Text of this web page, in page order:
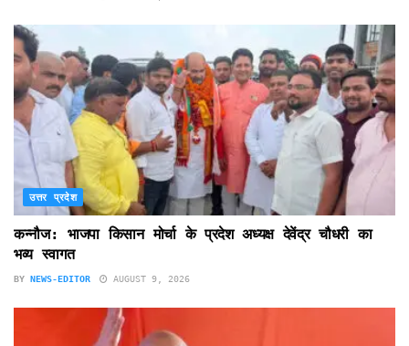
उत्तर प्रदेश
कन्नौज: भाजपा किसान मोर्चा के प्रदेश अध्यक्ष देवेंद्र चौधरी का
भव्य स्वागत
BY NEWS-EDITOR AUGUST 9, 2026